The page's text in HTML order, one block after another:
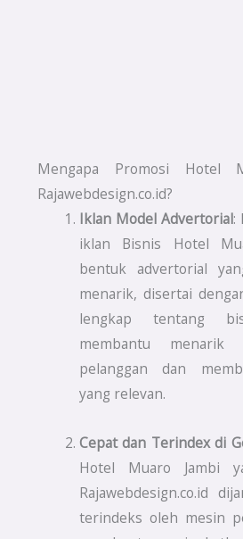
Mengapa Promosi Hotel
Rajawebdesign.co.id?
Iklan Model Advertorial:
iklan Bisnis Hotel
bentuk advertorial
menarik, disertai
lengkap tentang
membantu menarik
pelanggan dan
yang relevan.
Cepat dan Terindex di
Hotel Muaro Jambi
Rajawebdesign.co.id
terindeks oleh mesin